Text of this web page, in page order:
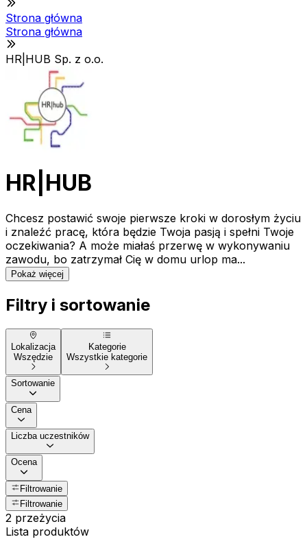
Strona główna
Strona główna
HR|HUB Sp. z o.o.
HR|HUB
Chcesz postawić swoje pierwsze kroki w dorosłym życiu
i znaleźć pracę, która będzie Twoja pasją i spełni Twoje
oczekiwania? A może miałaś przerwę w wykonywaniu
zawodu, bo zatrzymał Cię w domu urlop ma...
Pokaż więcej
Filtry i sortowanie
Lokalizacja
Wszędzie
Kategorie
Wszystkie kategorie
Sortowanie
Cena
Liczba uczestników
Ocena
Filtrowanie
Filtrowanie
2 przeżycia
Lista produktów